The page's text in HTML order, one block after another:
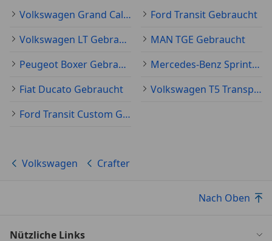
Volkswagen Grand California Gebraucht
Ford Transit Gebraucht
Volkswagen LT Gebraucht
MAN TGE Gebraucht
Peugeot Boxer Gebraucht
Mercedes-Benz Sprinter Gebraucht
Fiat Ducato Gebraucht
Volkswagen T5 Transporter Gebraucht
Ford Transit Custom Gebraucht
Volkswagen Crafter
Nach Oben
Nützliche Links